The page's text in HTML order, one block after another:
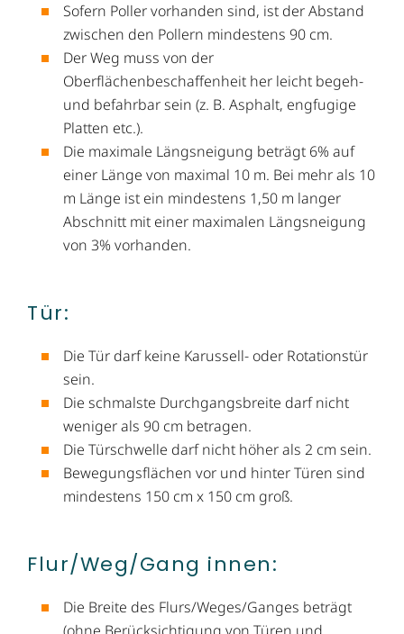
Sofern Poller vorhanden sind, ist der Abstand
zwischen den Pollern mindestens 90 cm.
Der Weg muss von der
Oberflächenbeschaffenheit her leicht begeh-
und befahrbar sein (z. B. Asphalt, engfugige
Platten etc.).
Die maximale Längsneigung beträgt 6% auf
einer Länge von maximal 10 m. Bei mehr als 10
m Länge ist ein mindestens 1,50 m langer
Abschnitt mit einer maximalen Längsneigung
von 3% vorhanden.
Tür:
Die Tür darf keine Karussell- oder Rotationstür
sein.
Die schmalste Durchgangsbreite darf nicht
weniger als 90 cm betragen.
Die Türschwelle darf nicht höher als 2 cm sein.
Bewegungsflächen vor und hinter Türen sind
mindestens 150 cm x 150 cm groß.
Flur/Weg/​Gang innen:
Die Breite des Flurs/Weges/Ganges beträgt